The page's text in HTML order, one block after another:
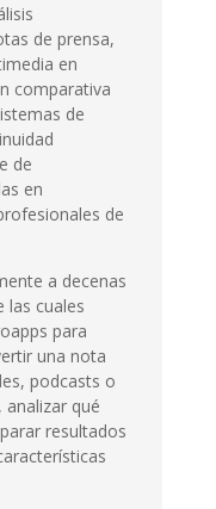
de prensa,
en
comparativa
de
de
en
de
a decenas
las cuales
para
una nota
podcasts o
qué
resultados